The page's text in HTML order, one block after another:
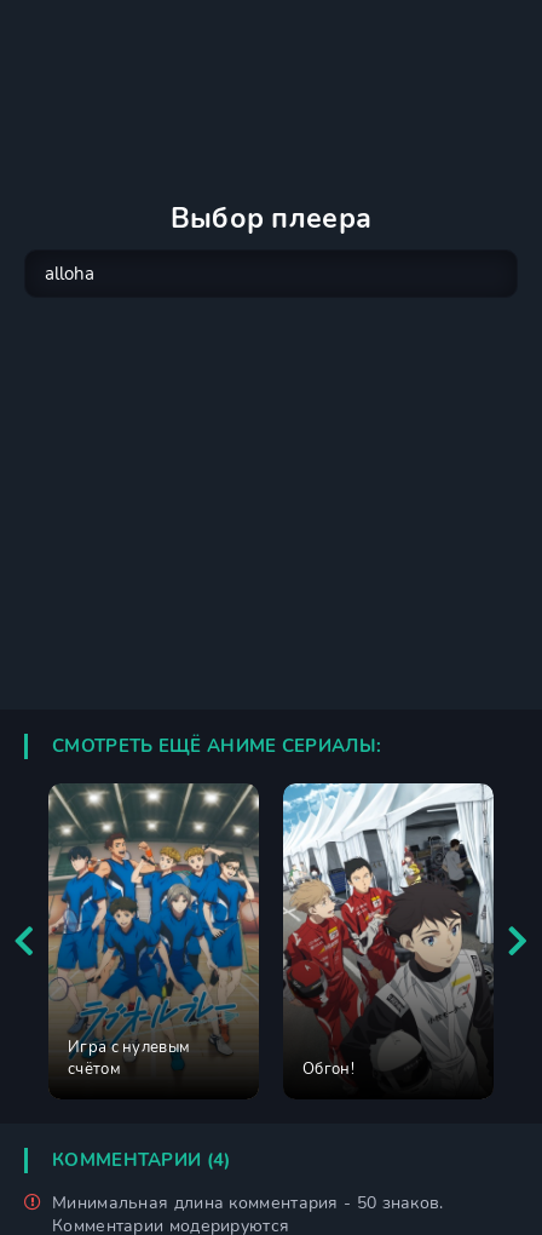
Выбор плеера
СМОТРЕТЬ ЕЩЁ АНИМЕ СЕРИАЛЫ:
Игра с нулевым
счётом
Обгон!
КОММЕНТАРИИ (4)
Минимальная длина комментария - 50 знаков.
Комментарии модерируются